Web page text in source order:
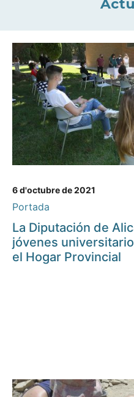
6 d'octubre de 2021
Portada
La Diputación de
jóvenes
el Hogar Provincial